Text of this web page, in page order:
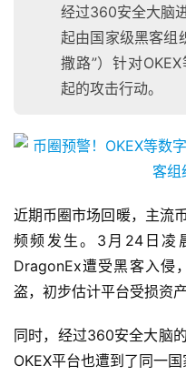
经过360安全大脑
起由国家级黑客组
撒路”）针对
起的攻击行动。
近期币圈市场回暖，主流
频频发生。3月24日凌
DragonEx遭受黑客入侵
盗，初步估计平台受损资
同时，经过360安全大脑
OKEX平台也遭到了同一国